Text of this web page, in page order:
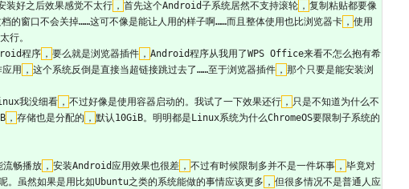
装好之后效果感觉不太行 ， 首先这个Android子系统居然不支持滚轮 ， 复制粘贴都要像
的窗口不会关掉……这可不像是能让人用的样子啊……而且整体使用也比浏览器卡 ， 使用
太行。
程序 ， 要么就是浏览器插件 ， Android程序从我用了WPS Office来看不怎么抱有希
用 ， 这个系统反倒是直接当超链接跳过去了……至于浏览器插件 ， 那个只要是能安装浏
我没细看 ， 不过好像是使用容器启动的。我试了一下效果还行 ， 只是不知道为什么不
， 存储也是分配的 ， 默认10GiB。明明都是Linux系统为什么ChromeOS要限制子系统的
流畅播放 ， 安装Android应用效果也很差 ， 不过有时候限制多并不是一件坏事 ， 毕竟对
。虽然如果是用比如Ubuntu之类的系统能做的事情应该更多 ， 但很多情况不是普通人应